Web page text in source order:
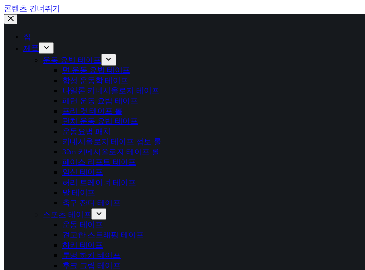
콘텐츠 건너뛰기
집
제품
운동 요법 테이프
면 운동 요법 테이프
합성 운동학 테이프
나일론 키네시올로지 테이프
패턴 운동 요법 테이프
프리 컷 테이프 롤
펀치 운동 요법 테이프
운동요법 패치
키네시올로지 테이프 점보 롤
32m 키네시올로지 테이프 롤
페이스 리프트 테이프
임신 테이프
허리 트레이너 테이프
말 테이프
축구 잔디 테이프
스포츠 테이프
운동 테이프
견고한 스트래핑 테이프
하키 테이프
투명 하키 테이프
후크 그립 테이프